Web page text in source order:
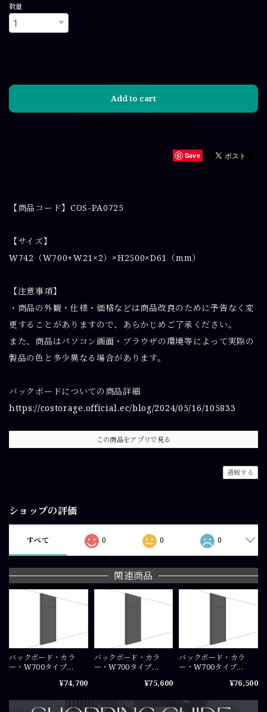
数量
Add to cart
Save
【商品コード】COS-PA0725
【サイズ】
W742（W700+W21×2）×H2500×D61（mm）
【注意事項】
・商品の外観・仕様・価格などは商品改良のために予告なく変
更することがありますので、あらかじめご了承ください。
また、商品はパソコン画面・ブラウザの環境等によって実際の
製品の色と多少異なる場合があります。
バックボードについての商品詳細
https://costorage.official.ec/blog/2024/05/16/105833
この商品をアプリで見る
通報する
ショップの評価
すべて 0 0 0
関連商品
バックボード・カラ
ー・W700タイプ
×H2300（mm）COS-
¥74,700
バックボード・カラ
ー・W700タイプ
×H2350（mm）COS-
¥75,600
バックボード・カラ
ー・W700タイプ
×H2400（mm）COS-
¥76,500